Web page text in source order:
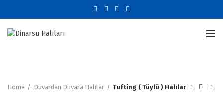
Home Duvardan Duvara Halılar Tufting ( Tüylü ) Halılar